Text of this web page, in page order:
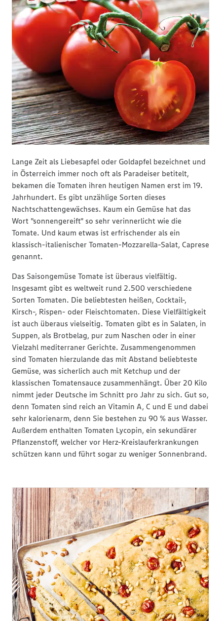
Lange Zeit als Liebesapfel oder Goldapfel bezeichnet und
in Österreich immer noch oft als Paradeiser betitelt,
bekamen die Tomaten ihren heutigen Namen erst im 19.
Jahrhundert. Es gibt unzählige Sorten dieses
Nachtschattengewächses. Kaum ein Gemüse hat das
Wort "sonnengereift" so sehr verinnerlicht wie die
Tomate. Und kaum etwas ist erfrischender als ein
klassisch-italienischer Tomaten-Mozzarella-Salat, Caprese
genannt.
Das Saisongemüse Tomate ist überaus vielfältig.
Insgesamt gibt es weltweit rund 2.500 verschiedene
Sorten Tomaten. Die beliebtesten heißen, Cocktail-,
Kirsch-, Rispen- oder Fleischtomaten. Diese Vielfältigkeit
ist auch überaus vielseitig. Tomaten gibt es in Salaten, in
Suppen, als Brotbelag, pur zum Naschen oder in einer
Vielzahl mediterraner Gerichte. Zusammengenommen
sind Tomaten hierzulande das mit Abstand beliebteste
Gemüse, was sicherlich auch mit Ketchup und der
klassischen Tomatensauce zusammenhängt. Über 20 Kilo
nimmt jeder Deutsche im Schnitt pro Jahr zu sich. Gut so,
denn Tomaten sind reich an Vitamin A, C und E und dabei
sehr kalorienarm, denn Sie bestehen zu 90 % aus Wasser.
Außerdem enthalten Tomaten Lycopin, ein sekundärer
Pflanzenstoff, welcher vor Herz-Kreislauferkrankungen
schützen kann und führt sogar zu weniger Sonnenbrand.